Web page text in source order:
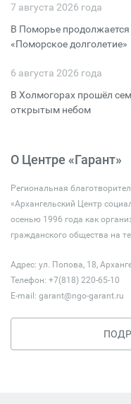
7 августа 2026 года
В Поморье
«Поморское долголетие»
6 августа 2026 года
В Холмогорах прошёл
открытым небом
О Центре «Гарант»
Региональная
«Архангельский Центр
осенью 1996 года как
гражданского общества на
Адрес: ул. Попова, 18,
Телефон: +7(818) 220-65-10
E-mail: garant@ngo-garant.ru